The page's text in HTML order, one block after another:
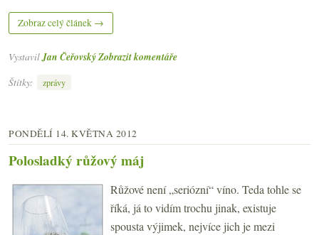
Zobraz celý článek →
Vystavil Jan ČeřovskýZobrazit komentáře
Štítky:
zprávy
PONDĚLÍ 14. KVĚTNA 2012
Polosladký růžový máj
Růžové není „seriózní“ víno. Teda tohle se
říká, já to vidím trochu jinak, existuje
spousta výjimek, nejvíce jich je mezi